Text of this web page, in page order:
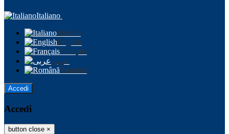
Italiano
Italiano
English
Français
عربى
Română
Accedi
Accedi
button close ×